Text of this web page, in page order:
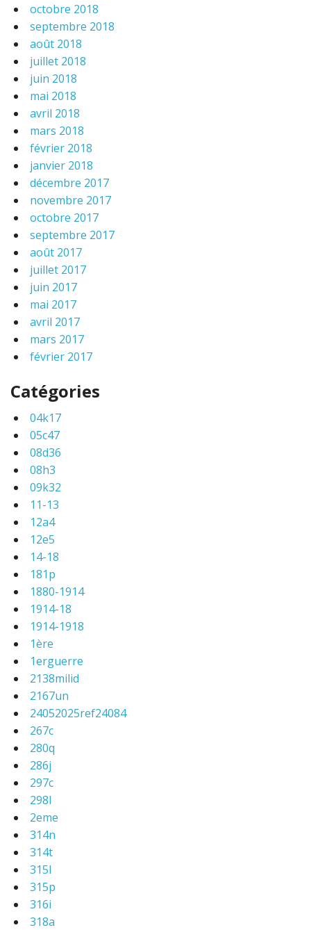
octobre 2018
septembre 2018
août 2018
juillet 2018
juin 2018
mai 2018
avril 2018
mars 2018
février 2018
janvier 2018
décembre 2017
novembre 2017
octobre 2017
septembre 2017
août 2017
juillet 2017
juin 2017
mai 2017
avril 2017
mars 2017
février 2017
Catégories
04k17
05c47
08d36
08h3
09k32
11-13
12a4
12e5
14-18
181p
1880-1914
1914-18
1914-1918
1ère
1erguerre
2138milid
2167un
24052025ref24084
267c
280q
286j
297c
298l
2eme
314n
314t
315l
315p
316i
318a